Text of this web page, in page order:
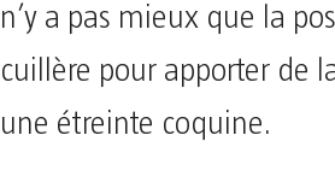
n’y a pas mieux que la
cuillère pour apporter de
une étreinte coquine.